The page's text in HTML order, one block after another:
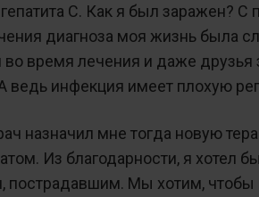
С. Как я был заражен?
диагноза моя жизнь была
во время лечения и даже друзья
А ведь инфекция имеет плохую
назначил мне тогда новую
Из благодарности, я хотел
пострадавшим. Мы хотим,